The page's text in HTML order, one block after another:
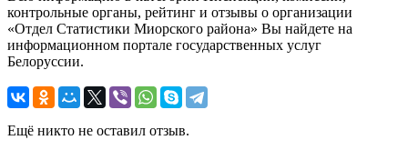
контрольные органы, рейтинг и отзывы о организации
«Отдел Статистики Миорского района» Вы найдете на
информационном портале государственных услуг
Белоруссии.
Ещё никто не оставил отзыв.